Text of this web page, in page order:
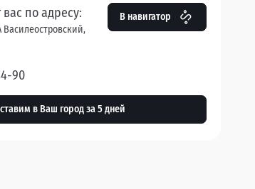
по адресу:
Василеостровский,
В навигатор
90
в Ваш город за 5 дней